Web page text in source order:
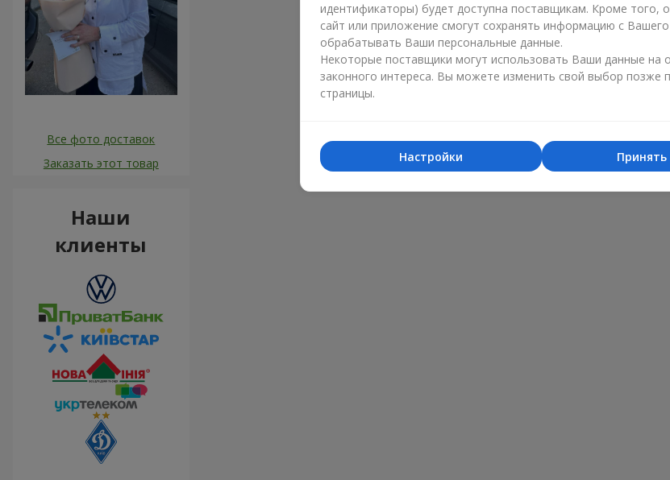
Все фото доставок
Заказать этот товар
Наши
клиенты
идентификаторы) будет доступна поставщикам. Кроме того,
сайт или приложение смогут сохранять информацию с Вашего
обрабатывать Ваши персональные данные.
Некоторые поставщики могут использовать Ваши данные на
законного интереса. Вы можете изменить свой выбор позже
страницы.
Принять
Настройки